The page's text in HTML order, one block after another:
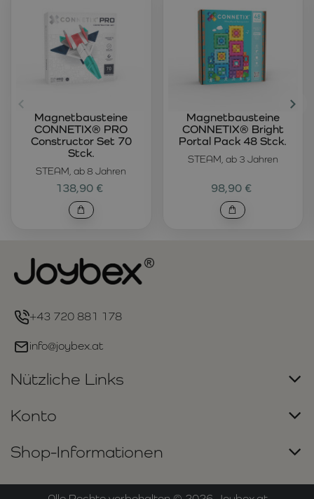
STEAM, ab 8 Jahren
Magnetbausteine
CONNETIX® PRO
Constructor Set 70
Stck.
138,90 €
STEAM, ab 3 Jahren
Magnetbausteine
CONNETIX® Bright
Portal Pack 48 Stck.
98,90 €
+43 720 881 178
info@joybex.at
Nützliche Links
Konto
Shop-Informationen